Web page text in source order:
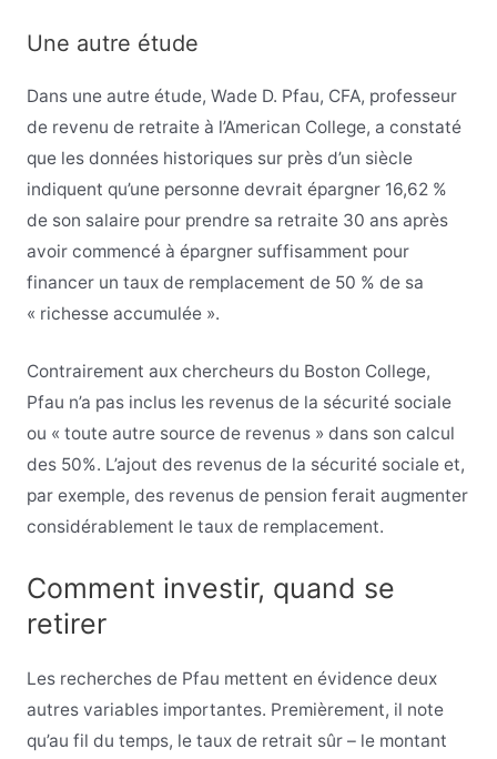
Une autre étude
Dans une autre étude, Wade D. Pfau, CFA, professeur
de revenu de retraite à l’American College, a constaté
que les données historiques sur près d’un siècle
indiquent qu’une personne devrait épargner 16,62 %
de son salaire pour prendre sa retraite 30 ans après
avoir commencé à épargner suffisamment pour
financer un taux de remplacement de 50 % de sa
« richesse accumulée ».
Contrairement aux chercheurs du Boston College,
Pfau n’a pas inclus les revenus de la sécurité sociale
ou « toute autre source de revenus » dans son calcul
des 50%. L’ajout des revenus de la sécurité sociale et,
par exemple, des revenus de pension ferait augmenter
considérablement le taux de remplacement.
Comment investir, quand se
retirer
Les recherches de Pfau mettent en évidence deux
autres variables importantes. Premièrement, il note
qu’au fil du temps, le taux de retrait sûr – le montant